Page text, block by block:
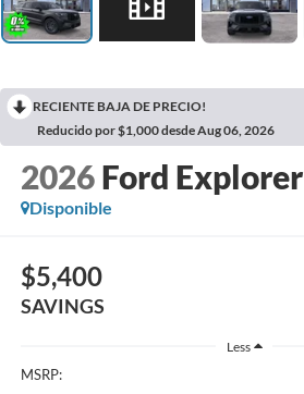
RECIENTE BAJA DE PRECIO!
Reducido por $1,000 desde Aug 06, 2026
2026 Ford Explorer
Disponible
$5,400
SAVINGS
Less
MSRP: